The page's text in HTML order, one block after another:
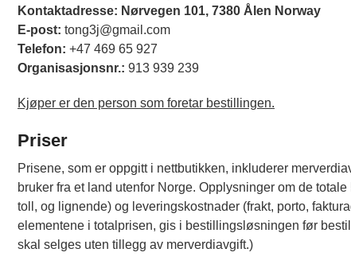
Kontaktadresse: Nørvegen 101, 7380 Ålen Norway
E-post: tong3j@gmail.com
Telefon: +47 469 65 927
Organisasjonsnr.: 913 939 239
Kjøper er den person som foretar bestillingen.
Priser
Prisene, som er oppgitt i nettbutikken, inkluderer
bruker fra et land utenfor Norge. Opplysninger om de
toll, og lignende) og leveringskostnader (frakt, porto,
elementene i totalprisen, gis i bestillingsløsningen før
skal selges uten tillegg av merverdiavgift.)